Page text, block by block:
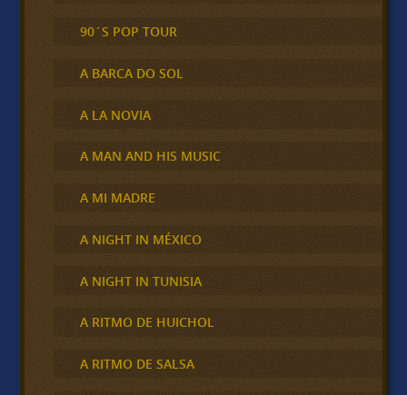
90´S POP TOUR
A BARCA DO SOL
A LA NOVIA
A MAN AND HIS MUSIC
A MI MADRE
A NIGHT IN MÉXICO
A NIGHT IN TUNISIA
A RITMO DE HUICHOL
A RITMO DE SALSA